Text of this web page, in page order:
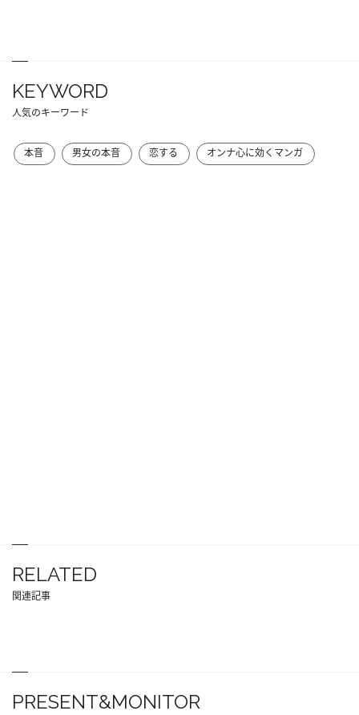
KEYWORD
人気のキーワード
本音 男女の本音 恋する オンナ心に効くマンガ
RELATED
関連記事
PRESENT&MONITOR